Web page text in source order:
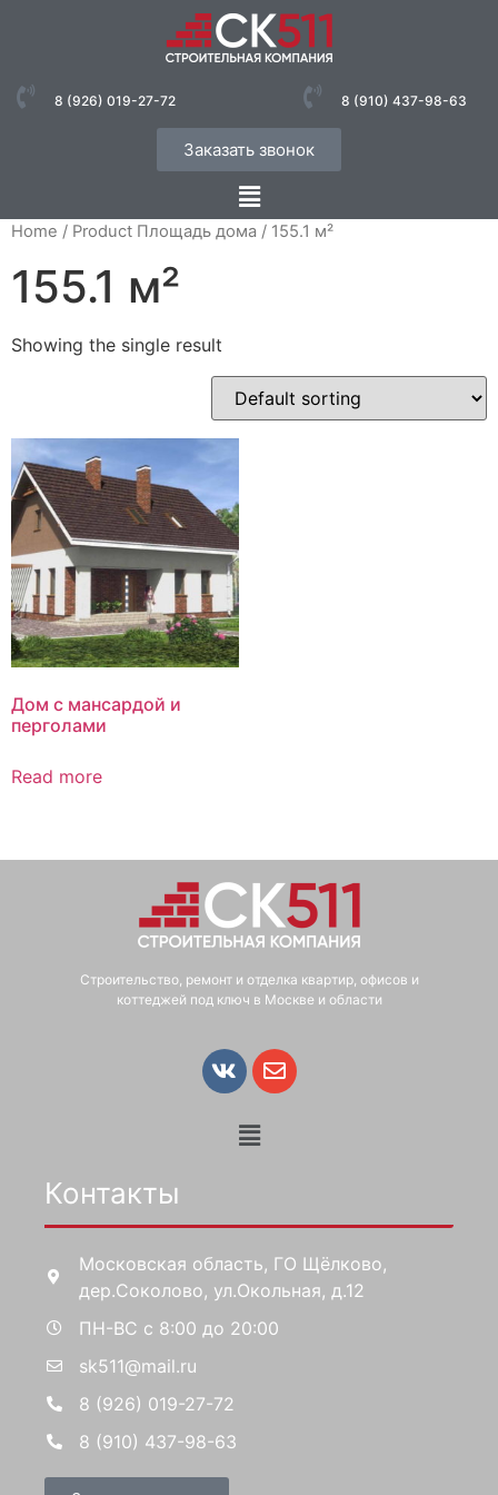
8 (926) 019-27-72 8 (910) 437-98-63
Заказать звонок
Home / Product Площадь дома / 155.1 м²
155.1 м²
Showing the single result
Дом с мансардой и
перголами
Read more
Строительство, ремонт и отделка квартир, офисов и
коттеджей под ключ в Москве и области
Контакты
Московская область, ГО Щёлково,
дер.Соколово, ул.Окольная, д.12
ПН-ВС с 8:00 до 20:00
sk511@mail.ru
8 (926) 019-27-72
8 (910) 437-98-63